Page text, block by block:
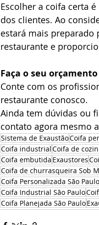
Escolher a coifa certa
dos clientes. Ao
estará mais preparado
restaurante e
Faça o seu orçamento
Conte com os
restaurante conosco.
Ainda tem dúvidas ou
contato agora mesmo
Sistema de ExaustãoCoifa
Coifa industrialCoifa de
Coifa embutida Exaustores
Coifa de churrasqueira Sob
Coifa Personalizada São Paulo
Coifa Industrial São Paulo
Coifa Planejada São Paulo